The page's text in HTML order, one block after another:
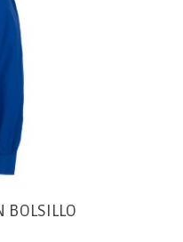
BOLSILLO